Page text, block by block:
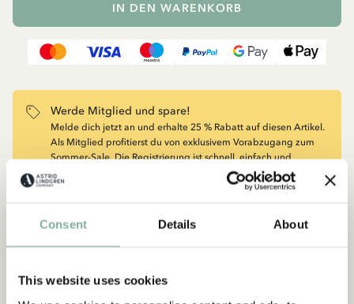
Consent Details About
This website uses cookies
IN DEN WARENKORB
Werde Mitglied und spare!
Melde dich jetzt an und erhalte 25 % Rabatt auf diesen Artikel.
Als Mitglied profitierst du von exklusivem Vorabzugang zum
Sommer-Sale. Die Registrierung ist schnell, einfach und
kostenlos. Jetzt Konto erstellen und Vorteile sichern!
Beschreibung Einzelheiten